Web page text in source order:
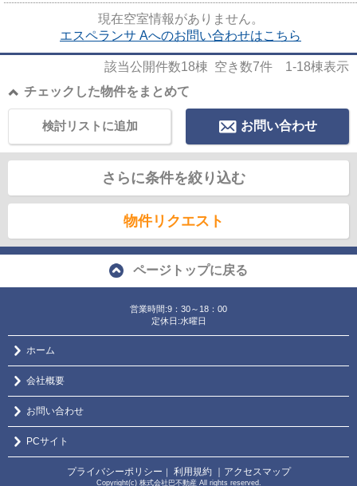
現在空室情報がありません。
エスペランサ Aへのお問い合わせはこちら
該当公開件数18棟 空き数7件 1-18棟表示
チェックした物件をまとめて
お問い合わせ
検討リストに追加
さらに条件を絞り込む
物件リクエスト
ページトップに戻る
営業時間:9：30～18：00
定休日:水曜日
ホーム
会社概要
お問い合わせ
PCサイト
プライバシーポリシー ｜ 利用規約 ｜アクセスマップ
Copyright(c) 株式会社巴不動産 All rights reserved.